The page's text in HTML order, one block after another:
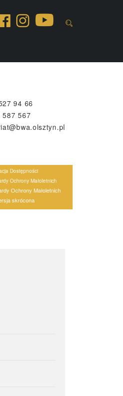
94 66
587 567
Dostępności
Ochrony Małoletnich
Ochrony Małoletnich
skrócona